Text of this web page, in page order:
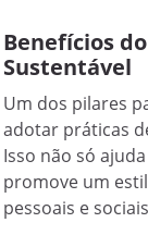
Benefícios
Sustentável
Um dos pilares
adotar práticas
Isso não só
promove um
pessoais e